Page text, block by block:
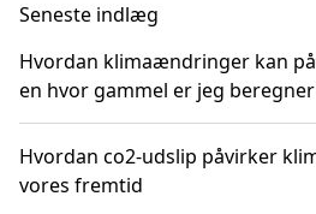
Seneste indlæg
Hvordan klimaændringer kan
en hvor gammel er jeg beregner
Hvordan co2-udslip påvirker
vores fremtid